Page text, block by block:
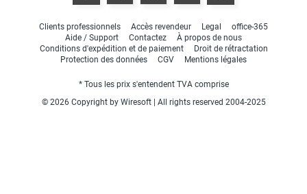
Clients professionnels Accès revendeur Legal
office-365
Aide / Support
Contactez
À propos de nous
Conditions d'expédition et de paiement
Droit de rétractation
Protection des données
CGV Mentions légales
* Tous les prix s'entendent TVA comprise
© 2026 Copyright by Wiresoft | All rights reserved 2004-2025